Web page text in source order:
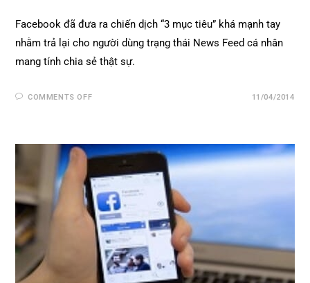
Facebook đã đưa ra chiến dịch “3 mục tiêu” khá mạnh tay
nhằm trả lại cho người dùng trạng thái News Feed cá nhân
mang tính chia sẻ thật sự.
COMMENTS OFF 11/04/2014